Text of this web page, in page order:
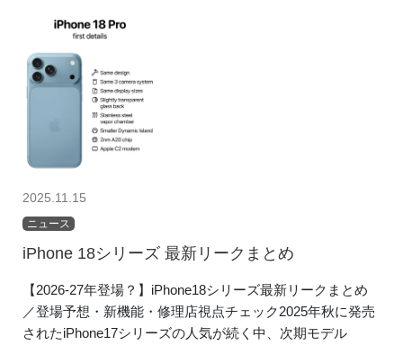
2025.11.15
ニュース
iPhone 18シリーズ 最新リークまとめ
【2026-27年登場？】iPhone18シリーズ最新リークまとめ
／登場予想・新機能・修理店視点チェック2025年秋に発売
されたiPhone17シリーズの人気が続く中、次期モデル